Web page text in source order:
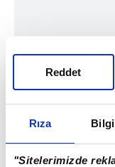
Rıza
"Sitelerimizde
Reddet